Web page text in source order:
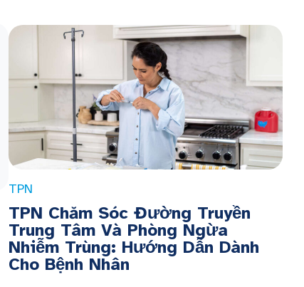
TPN
TPN Chăm Sóc Đường Truyền
Trung Tâm Và Phòng Ngừa
Nhiễm Trùng: Hướng Dẫn Dành
Cho Bệnh Nhân